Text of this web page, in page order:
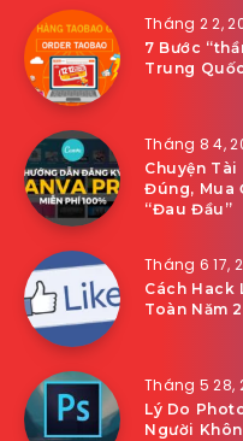
Tháng 2 2,
7 Bước
Trung
Tháng 8 4,
Chuyện Tài
Đúng, Mua
“Đau Đầu”
Tháng 6 17,
Cách Hack
Toàn Năm
Tháng 5 28,
Lý Do
Người